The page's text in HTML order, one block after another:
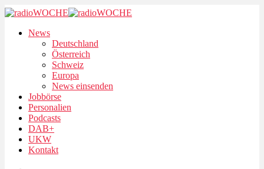
News
Deutschland
Österreich
Schweiz
Europa
News einsenden
Jobbörse
Personalien
Podcasts
DAB+
UKW
Kontakt